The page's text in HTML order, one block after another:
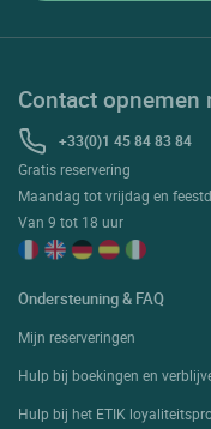
Contact opnemen
+33(0)1 45 84 83 84
Gratis reservering
Maandag tot vrijdag en
Van 9 tot 18 uur
Ondersteuning & FAQ
Mijn reserveringen
Hulp bij boekingen en
Hulp bij het ETIK